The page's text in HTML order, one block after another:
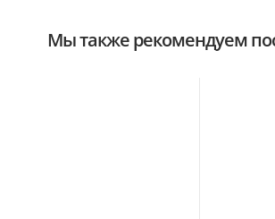
Мы также рекомендуем